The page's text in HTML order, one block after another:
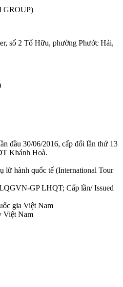
GROUP)
số 2 Tố Hữu, phường Phước Hải,
đầu 30/06/2016, cấp đổi lần thứ 13
Khánh Hoà.
lữ hành quốc tế (International Tour
GP LHQT; Cấp lần/ Issued
gia Việt Nam
Việt Nam